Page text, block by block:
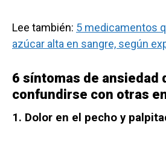
Lee también: 5 medicamentos
azúcar alta en sangre, según
6 síntomas de ansiedad
confundirse con otras
1. Dolor en el pecho y